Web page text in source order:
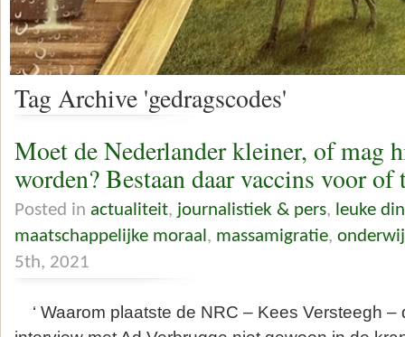
Tag Archive 'gedragscodes'
Moet de Nederlander kleiner, of mag
worden? Bestaan daar vaccins voor of
Posted in actualiteit, journalistiek & pers, leuke
maatschappelijke moraal , massamigratie,
5th, 2021
‘ Waarom plaatste de NRC – Kees Versteegh –